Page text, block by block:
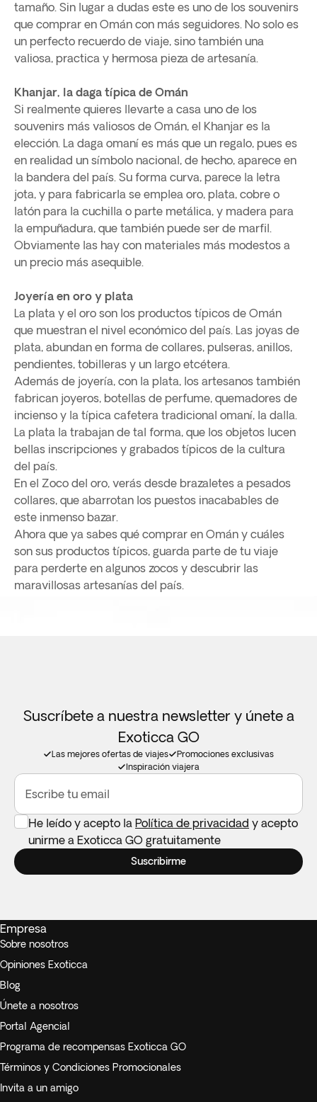
tamaño. Sin lugar a dudas este es uno de los souvenirs
que comprar en Omán con más seguidores. No solo es
un perfecto recuerdo de viaje, sino también una
valiosa, practica y hermosa pieza de artesanía.
Khanjar, la daga típica de Omán
Si realmente quieres llevarte a casa uno de los
souvenirs más valiosos de Omán, el Khanjar es la
elección. La daga omaní es más que un regalo, pues es
en realidad un símbolo nacional, de hecho, aparece en
la bandera del país. Su forma curva, parece la letra
jota, y para fabricarla se emplea oro, plata, cobre o
latón para la cuchilla o parte metálica, y madera para
la empuñadura, que también puede ser de marfil.
Obviamente las hay con materiales más modestos a
un precio más asequible.
Joyería en oro y plata
La plata y el oro son los productos típicos de Omán
que muestran el nivel económico del país. Las joyas de
plata, abundan en forma de collares, pulseras, anillos,
pendientes, tobilleras y un largo etcétera.
Además de joyería, con la plata, los artesanos también
fabrican joyeros, botellas de perfume, quemadores de
incienso y la típica cafetera tradicional omaní, la dalla.
La plata la trabajan de tal forma, que los objetos lucen
bellas inscripciones y grabados típicos de la cultura
del país.
En el Zoco del oro, verás desde brazaletes a pesados
collares, que abarrotan los puestos inacabables de
este inmenso bazar.
Ahora que ya sabes qué comprar en Omán y cuáles
son sus productos típicos, guarda parte de tu viaje
para perderte en algunos zocos y descubrir las
maravillosas artesanías del país.
Suscríbete a nuestra newsletter y únete a
Exoticca GO
Las mejores ofertas de viajes
Promociones exclusivas
Inspiración viajera
Escribe tu email
He leído y acepto la Política de privacidad y acepto
unirme a Exoticca GO gratuitamente
Suscribirme
Empresa
Sobre nosotros
Opiniones Exoticca
Blog
Únete a nosotros
Portal Agencial
Programa de recompensas Exoticca GO
Términos y Condiciones Promocionales
Invita a un amigo